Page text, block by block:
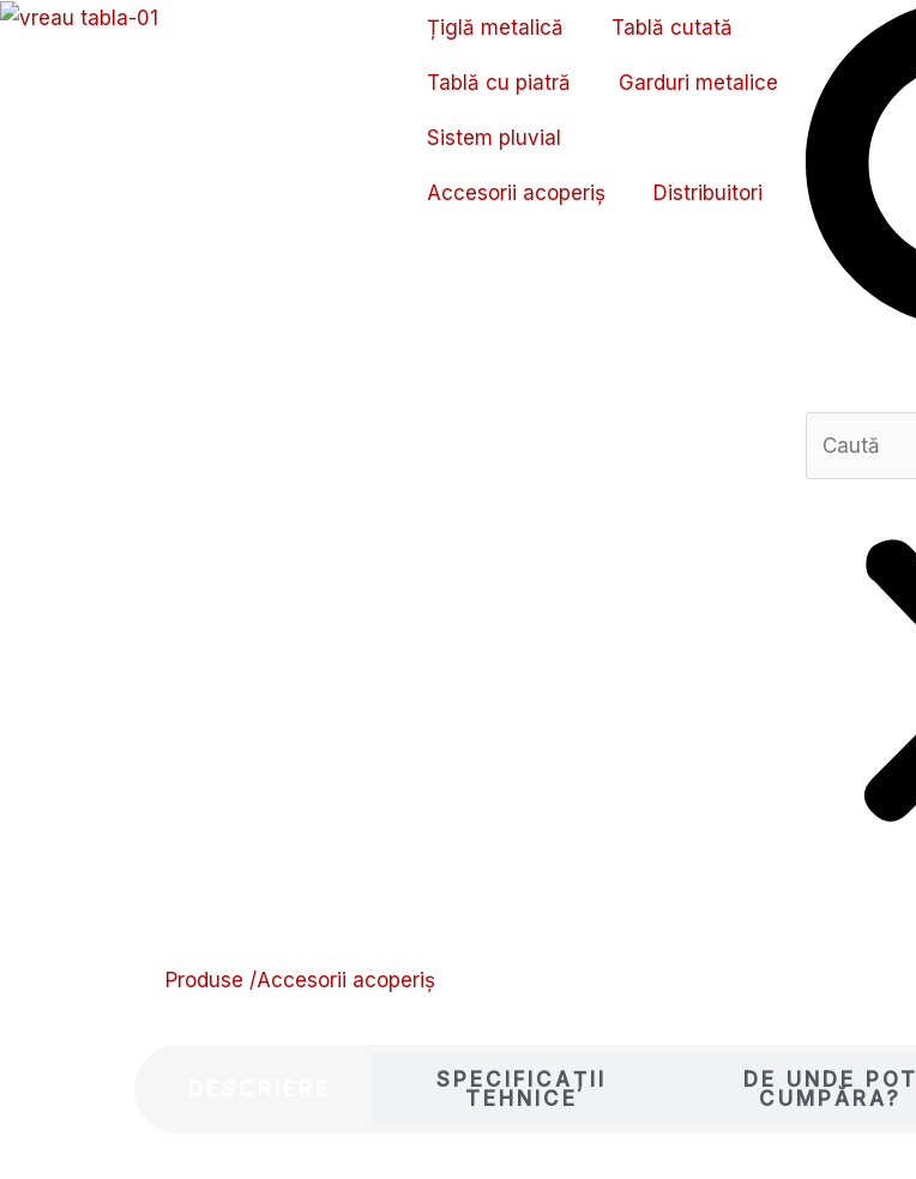
Skip
Țiglă metalică Tablă cutată
Tablă cu piatră Garduri metalice
Sistem pluvial
Accesorii acoperiș Distribuitori
Produse /Accesorii acoperiș
SPECIFICAȚII
TEHNICE
DE UNDE POT
CUMPĂRA?